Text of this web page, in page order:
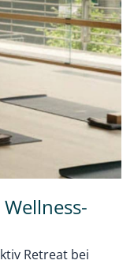
Retreat bei